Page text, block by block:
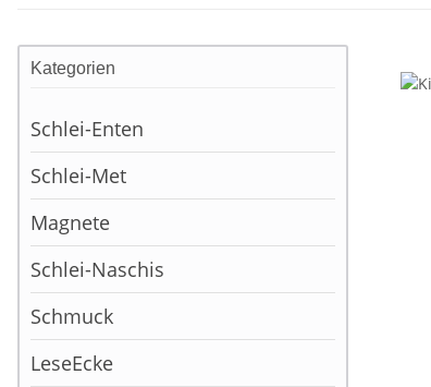
Kategorien
Schlei-Enten
Schlei-Met
Magnete
Schlei-Naschis
Schmuck
LeseEcke